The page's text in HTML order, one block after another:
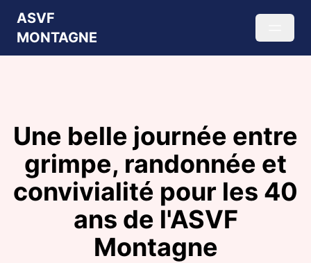
ASVF
MONTAGNE
Une belle journée entre
grimpe, randonnée et
convivialité pour les 40
ans de l'ASVF
Montagne